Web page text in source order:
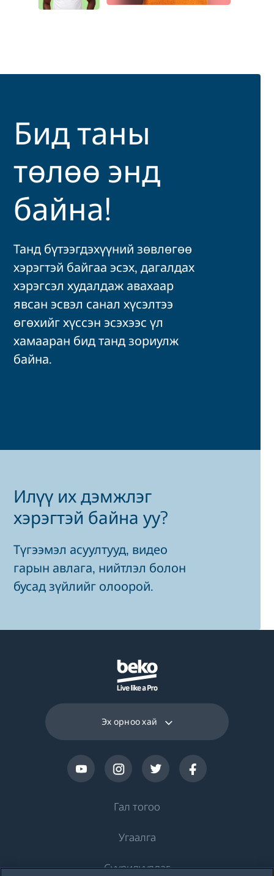
Бид таны
төлөө энд
байна!
Танд бүтээгдэхүүний зөвлөгөө
хэрэгтэй байгаа эсэх, дагалдах
хэрэгсэл худалдаж авахаар
явсан эсвэл санал хүсэлтээ
өгөхийг хүссэн эсэхээс үл
хамааран бид танд зориулж
байна.
Илүү их дэмжлэг
хэрэгтэй байна уу?
Түгээмэл асуултууд, видео
гарын авлага, нийтлэл болон
бусад зүйлийг олоорой.
Эх орноо хай
Гал тогоо
Угаалга
Суурилуулдаг